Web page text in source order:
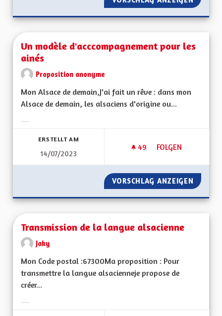
Un modèle d'acccompagnement pour les
ainés
Proposition anonyme
Mon Alsace de demain,J'ai fait un rêve : dans mon
Alsace de demain, les alsaciens d'origine ou...
ERSTELLT AM
14/07/2023
49 49 FOLLOWER
FOLGEN
UN MODÈLE
VORSCHLAG ANZEIGEN UN
Transmission de la langue alsacienne
Jaky
Mon Code postal :67300Ma proposition : Pour
transmettre la langue alsacienneje propose de
créer...